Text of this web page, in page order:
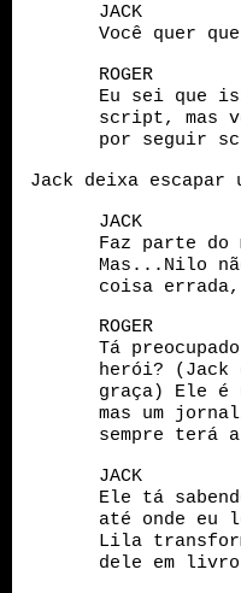
JACK
Você quer
ROGER
Eu sei que
script, mas
por seguir
Jack deixa
JACK
Faz parte do
Mas...Nilo
coisa
ROGER
Tá
herói? (Jack
graça) Ele é
mas um
sempre terá
JACK
Ele tá
até onde eu
Lila
dele em